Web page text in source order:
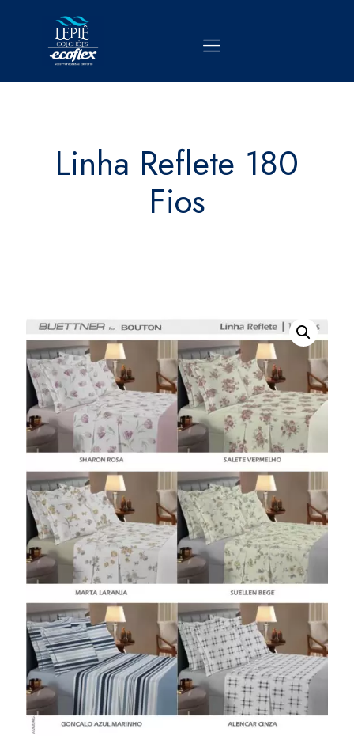
Linha Reflete 180
Fios